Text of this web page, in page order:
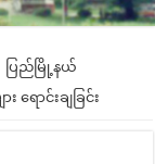
ပြည်မြို့နယ်
ောင်းချခြင်း